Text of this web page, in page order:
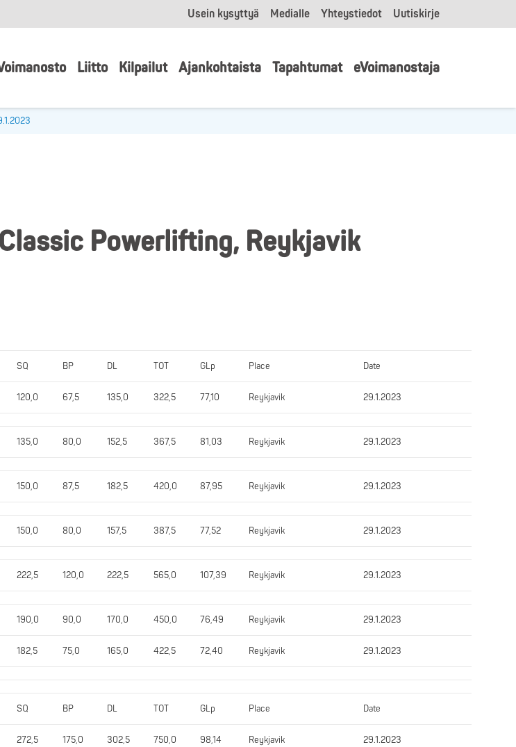
Usein kysyttyä Medialle Yhteystiedot Uutiskirje
Liitto Kilpailut Ajankohtaista Tapahtumat eVoimanostaja
Powerlifting, Reykjavik
SQ BP DL TOT GLp Place Date
120,0 67,5 135,0 322,5 77,10 Reykjavik 29.1.2023
135,0 80,0 152,5 367,5 81,03 Reykjavik 29.1.2023
150,0 87,5 182,5 420,0 87,95 Reykjavik 29.1.2023
150,0 80,0 157,5 387,5 77,52 Reykjavik 29.1.2023
222,5 120,0 222,5 565,0 107,39 Reykjavik 29.1.2023
190,0 90,0 170,0 450,0 76,49 Reykjavik 29.1.2023
182,5 75,0 165,0 422,5 72,40 Reykjavik 29.1.2023
SQ BP DL TOT GLp Place Date
272,5 175,0 302,5 750,0 98,14 Reykjavik 29.1.2023